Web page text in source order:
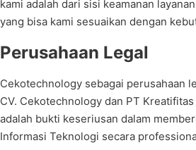
kami adalah dari sisi keamanan
yang bisa kami sesuaikan dengan
Perusahaan Legal
Cekotechnology sebagai perusahaan
CV. Cekotechnology dan PT Kreatifitas
adalah bukti keseriusan dalam
Informasi Teknologi secara